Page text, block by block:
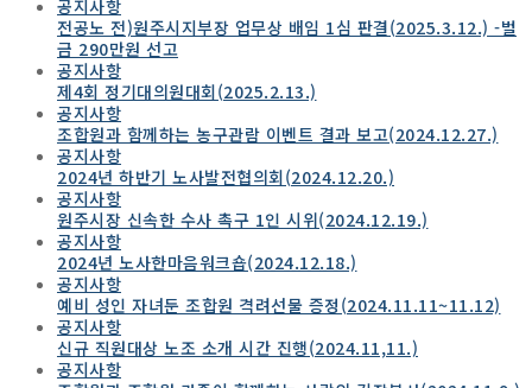
공지사항
전공노 전)원주시지부장 업무상 배임 1심 판결(2025.3.12.) -벌
금 290만원 선고
공지사항
제4회 정기대의원대회(2025.2.13.)
공지사항
조합원과 함께하는 농구관람 이벤트 결과 보고(2024.12.27.)
공지사항
2024년 하반기 노사발전협의회(2024.12.20.)
공지사항
원주시장 신속한 수사 촉구 1인 시위(2024.12.19.)
공지사항
2024년 노사한마음워크숍(2024.12.18.)
공지사항
예비 성인 자녀둔 조합원 격려선물 증정(2024.11.11~11.12)
공지사항
신규 직원대상 노조 소개 시간 진행(2024.11,11.)
공지사항